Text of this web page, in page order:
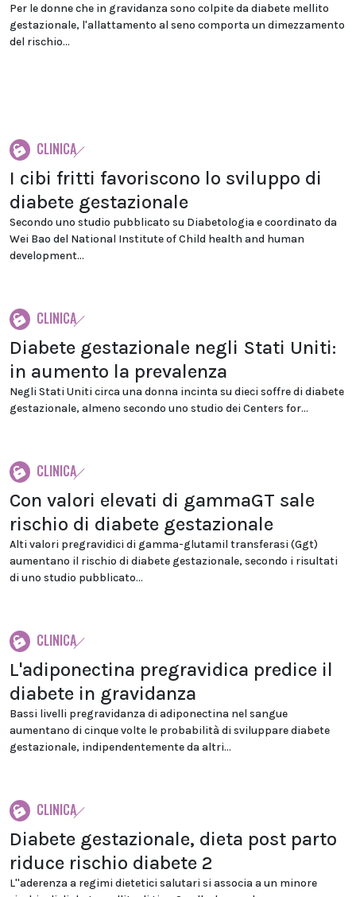
Per le donne che in gravidanza sono colpite da diabete mellito
gestazionale, l'allattamento al seno comporta un dimezzamento
del rischio...
CLINICA
I cibi fritti favoriscono lo sviluppo di
diabete gestazionale
Secondo uno studio pubblicato su Diabetologia e coordinato da
Wei Bao del National Institute of Child health and human
development...
CLINICA
Diabete gestazionale negli Stati Uniti:
in aumento la prevalenza
Negli Stati Uniti circa una donna incinta su dieci soffre di diabete
gestazionale, almeno secondo uno studio dei Centers for...
CLINICA
Con valori elevati di gammaGT sale
rischio di diabete gestazionale
Alti valori pregravidici di gamma-glutamil transferasi (Ggt)
aumentano il rischio di diabete gestazionale, secondo i risultati
di uno studio pubblicato...
CLINICA
L'adiponectina pregravidica predice il
diabete in gravidanza
Bassi livelli pregravidanza di adiponectina nel sangue
aumentano di cinque volte le probabilità di sviluppare diabete
gestazionale, indipendentemente da altri...
CLINICA
Diabete gestazionale, dieta post parto
riduce rischio diabete 2
L''aderenza a regimi dietetici salutari si associa a un minore